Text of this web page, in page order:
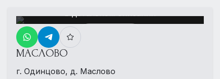
в детальном описании
МАСЛОВО
г. Одинцово, д. Маслово